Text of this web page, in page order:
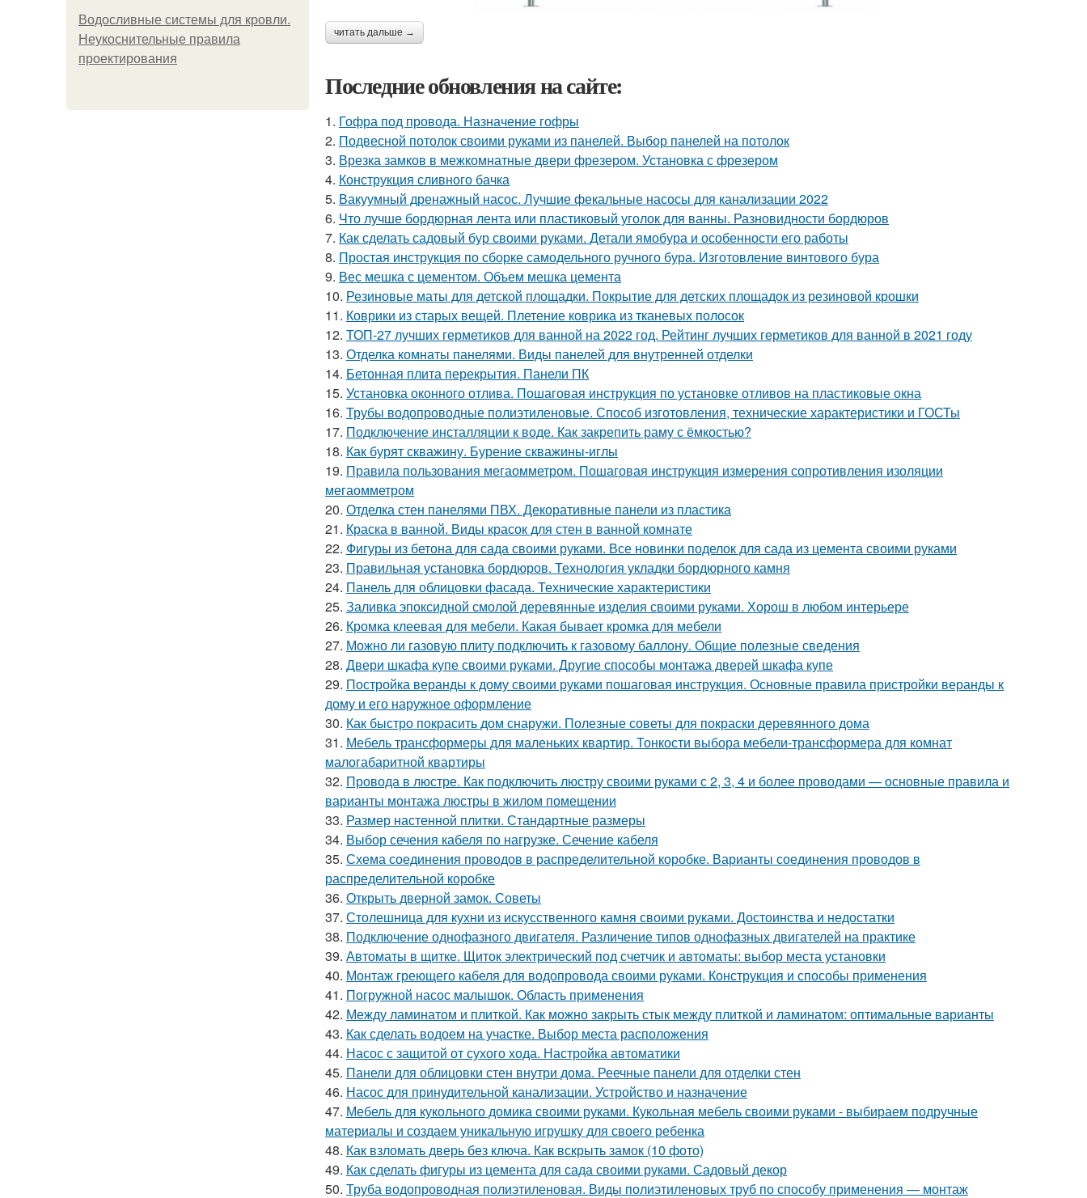
Водосливные системы для кровли.
Неукоснительные правила
проектирования
читать дальше →
Последние обновления на сайте:
1. Гофра под провода. Назначение гофры
2. Подвесной потолок своими руками из панелей. Выбор панелей на потолок
3. Врезка замков в межкомнатные двери фрезером. Установка с фрезером
4. Конструкция сливного бачка
5. Вакуумный дренажный насос. Лучшие фекальные насосы для канализации 2022
6. Что лучше бордюрная лента или пластиковый уголок для ванны. Разновидности бордюров
7. Как сделать садовый бур своими руками. Детали ямобура и особенности его работы
8. Простая инструкция по сборке самодельного ручного бура. Изготовление винтового бура
9. Вес мешка с цементом. Объем мешка цемента
10. Резиновые маты для детской площадки. Покрытие для детских площадок из резиновой крошки
11. Коврики из старых вещей. Плетение коврика из тканевых полосок
12. ТОП-27 лучших герметиков для ванной на 2022 год. Рейтинг лучших герметиков для ванной в 2021 году
13. Отделка комнаты панелями. Виды панелей для внутренней отделки
14. Бетонная плита перекрытия. Панели ПК
15. Установка оконного отлива. Пошаговая инструкция по установке отливов на пластиковые окна
16. Трубы водопроводные полиэтиленовые. Способ изготовления, технические характеристики и ГОСТы
17. Подключение инсталляции к воде. Как закрепить раму с ёмкостью?
18. Как бурят скважину. Бурение скважины-иглы
19. Правила пользования мегаомметром. Пошаговая инструкция измерения сопротивления изоляции
мегаомметром
20. Отделка стен панелями ПВХ. Декоративные панели из пластика
21. Краска в ванной. Виды красок для стен в ванной комнате
22. Фигуры из бетона для сада своими руками. Все новинки поделок для сада из цемента своими руками
23. Правильная установка бордюров. Технология укладки бордюрного камня
24. Панель для облицовки фасада. Технические характеристики
25. Заливка эпоксидной смолой деревянные изделия своими руками. Хорош в любом интерьере
26. Кромка клеевая для мебели. Какая бывает кромка для мебели
27. Можно ли газовую плиту подключить к газовому баллону. Общие полезные сведения
28. Двери шкафа купе своими руками. Другие способы монтажа дверей шкафа купе
29. Постройка веранды к дому своими руками пошаговая инструкция. Основные правила пристройки веранды к
дому и его наружное оформление
30. Как быстро покрасить дом снаружи. Полезные советы для покраски деревянного дома
31. Мебель трансформеры для маленьких квартир. Тонкости выбора мебели-трансформера для комнат
малогабаритной квартиры
32. Провода в люстре. Как подключить люстру своими руками с 2, 3, 4 и более проводами — основные правила и
варианты монтажа люстры в жилом помещении
33. Размер настенной плитки. Стандартные размеры
34. Выбор сечения кабеля по нагрузке. Сечение кабеля
35. Схема соединения проводов в распределительной коробке. Варианты соединения проводов в
распределительной коробке
36. Открыть дверной замок. Советы
37. Столешница для кухни из искусственного камня своими руками. Достоинства и недостатки
38. Подключение однофазного двигателя. Различение типов однофазных двигателей на практике
39. Автоматы в щитке. Щиток электрический под счетчик и автоматы: выбор места установки
40. Монтаж греющего кабеля для водопровода своими руками. Конструкция и способы применения
41. Погружной насос малышок. Область применения
42. Между ламинатом и плиткой. Как можно закрыть стык между плиткой и ламинатом: оптимальные варианты
43. Как сделать водоем на участке. Выбор места расположения
44. Насос с защитой от сухого хода. Настройка автоматики
45. Панели для облицовки стен внутри дома. Реечные панели для отделки стен
46. Насос для принудительной канализации. Устройство и назначение
47. Мебель для кукольного домика своими руками. Кукольная мебель своими руками - выбираем подручные
материалы и создаем уникальную игрушку для своего ребенка
48. Как взломать дверь без ключа. Как вскрыть замок (10 фото)
49. Как сделать фигуры из цемента для сада своими руками. Садовый декор
50. Труба водопроводная полиэтиленовая. Виды полиэтиленовых труб по способу применения — монтаж